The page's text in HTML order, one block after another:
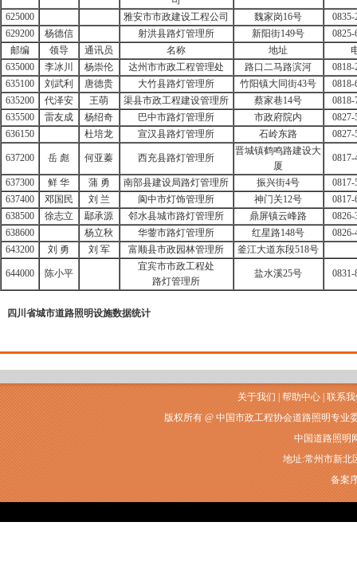
625000 雅安市市政建设工程公司 魏家岗16号
0835-
629200
杨德信 射洪县路灯管理所 新阳街149号
0825-
邮编
领导 通讯员 名称 地址
635000
李冰川 杨崇伦 达州市市政工程管理处 路口二马路滨河
0818-
635100
刘武利 唐德贵 大竹县路灯管理所 竹阳镇大同街43号
0818-
635200
代泽安 王萌 渠县市政工程建设管理所 蔡家巷14号
0818-
635500
雷友成 杨绍奇 巴中市路灯管理所 市政府院内
0827-
636150
杜培龙 宣汉县路灯管理所 石岭东路 0827-
637200 岳 彪 何亚蓁 西充县路灯管理所
晋城镇鹤鸣路建设大
厦
0817-
637300 鲜 华 蒲 勇 南部县建设局路灯管理所 振兴街4号
0817-
637400
邓国民 刘 兰 阆中市灯饰管理所 神门关12号
0817-
638500
徐志立 鄢承源 邻水县城市路灯管理所 鼎屏镇云峰路
0826-
638600
杨立秋 华蓥市路灯管理所 红星路148号
0826-
643200
刘 勇 刘 军 富顺县市政园林管理所 釜江大道东段518号
644000 陈小平
宜宾市市政工程处
路灯管理所
盐水溪25号 0831-
四川省城市道路照明设施数据统计
关于我们 帮助中心 联系
版权所有 @ 中国市政工程协会道路照明专
中国道路照明
地址:常州市新北
备案